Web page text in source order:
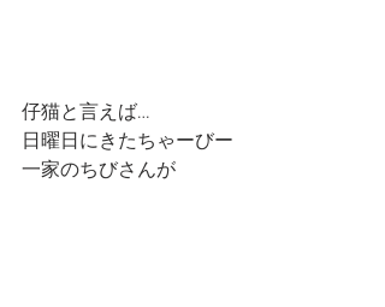
仔猫と言えば…
日曜日にきたちゃーびー
一家のちびさんが